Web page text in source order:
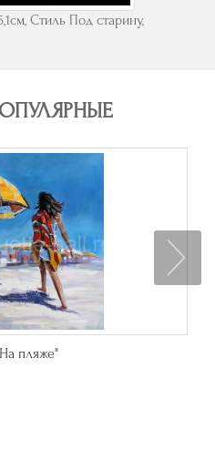
Стиль Под старину,
цвета серебро